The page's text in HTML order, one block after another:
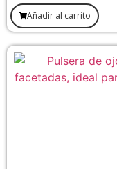
Añadir al carrito